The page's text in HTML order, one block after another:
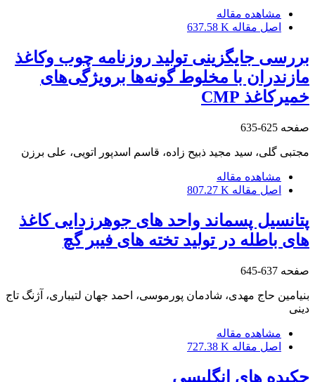
مشاهده مقاله
اصل مقاله 637.58 K
بررسی جایگزینی تولید روزنامه چوب وکاغذ
مازندران با مخلوط گونه‌ها برویژگی‌های
خمیرکاغذ CMP
صفحه 625-635
مجتبی گلی، سید مجید ذبیح زاده، قاسم اسدپور اتویی، علی برزن
مشاهده مقاله
اصل مقاله 807.27 K
پتانسیل پسماند واحد های جوهرزدایی کاغذ
های باطله در تولید تخته های فیبر گچ
صفحه 637-645
بنیامین حاج مهدی، شادمان پورموسی، احمد جهان لتیباری، آژنگ تاج
دینی
مشاهده مقاله
اصل مقاله 727.38 K
چکیده های انگلیسی